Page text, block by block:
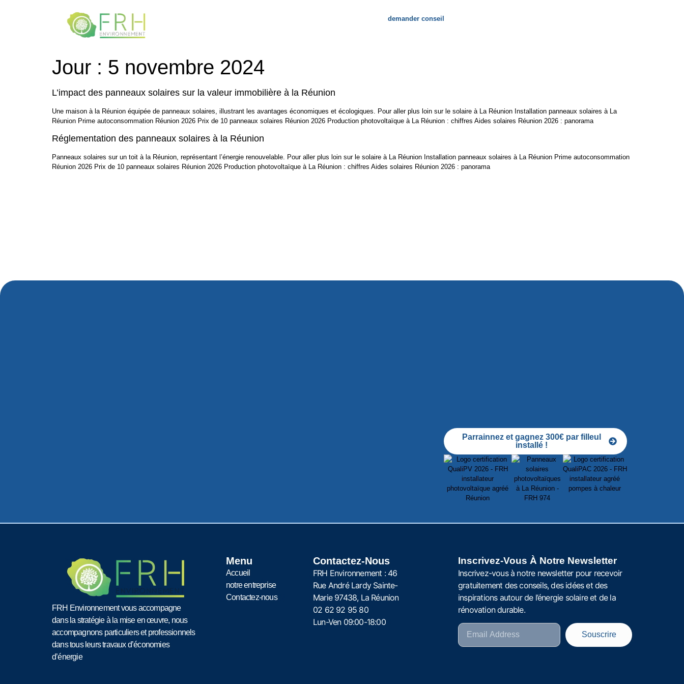
demander conseil
Jour : 5 novembre 2024
L’impact des panneaux solaires sur la valeur immobilière à la Réunion
Une maison à la Réunion équipée de panneaux solaires, illustrant les avantages économiques et écologiques. Pour aller plus loin sur le solaire à La Réunion Installation panneaux solaires à La
Réunion Prime autoconsommation Réunion 2026 Prix de 10 panneaux solaires Réunion 2026 Production photovoltaïque à La Réunion : chiffres Aides solaires Réunion 2026 : panorama
Réglementation des panneaux solaires à la Réunion
Panneaux solaires sur un toit à la Réunion, représentant l’énergie renouvelable. Pour aller plus loin sur le solaire à La Réunion Installation panneaux solaires à La Réunion Prime autoconsommation
Réunion 2026 Prix de 10 panneaux solaires Réunion 2026 Production photovoltaïque à La Réunion : chiffres Aides solaires Réunion 2026 : panorama
Parrainnez et gagnez 300€ par filleul
installé !
FRH Environnement vous accompagne
dans la stratégie à la mise en œuvre, nous
accompagnons particuliers et professionnels
dans tous leurs travaux d’économies
d’énergie
Menu
Accueil
notre entreprise
Contactez-nous
Contactez-Nous
FRH Environnement : 46
Rue André Lardy Sainte-
Marie 97438, La Réunion
02 62 92 95 80
Lun-Ven 09:00-18:00
Inscrivez-Vous À Notre Newsletter
Inscrivez-vous à notre newsletter pour recevoir
gratuitement des conseils, des idées et des
inspirations autour de l’énergie solaire et de la
rénovation durable.
Souscrire